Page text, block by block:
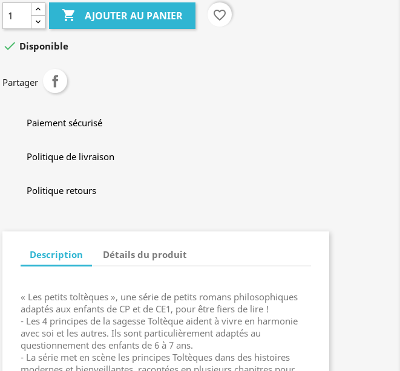
 AJOUTER AU PANIER favorite_border
 Disponible
Partager
Paiement sécurisé
Politique de livraison
Politique retours
Description Détails du produit
« Les petits toltèques », une série de petits romans philosophiques
adaptés aux enfants de CP et de CE1, pour être fiers de lire !
- Les 4 principes de la sagesse Toltèque aident à vivre en harmonie
avec soi et les autres. Ils sont particulièrement adaptés au
questionnement des enfants de 6 à 7 ans.
- La série met en scène les principes Toltèques dans des histoires